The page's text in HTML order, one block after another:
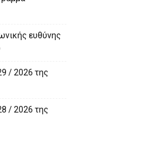
ευθύνης
/ 2026 της
/ 2026 της